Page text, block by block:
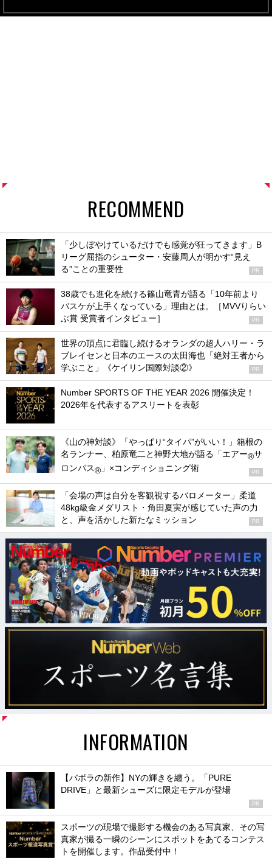
RECOMMEND
「少しぼやけているだけでも感覚が狂ってきます」B
リーグ屈指のシューター・安藤周人が明かす“見え
る”ことの重要性
PR
38歳でも進化を続ける篠山竜青が語る「10年前より
バスケが上手くなっている」理由とは。［MVVりらい
ぶ賞 受賞者インタビュー］
PR
世界の頂点に君臨し続けるオランダの超人ハリー・ラ
ブレイセンと日本のエースの太田海也「絶対王者から
学ぶこと」《ケイリン国際対談②》
PR
Number SPORTS OF THE YEAR 2026 開催決定！
2026年を代表するアスリートを表彰
《山の神対談》「やっぱり“タイパ”がいい！」箱根の
名ランナー、柏原竜二と神野大地が語る「エアー®サ
ロンパス® 」×コンディショニング術 PR
「会場の声は自分を客観視するバロメーター」柔道
48kg級金メダリスト・角田夏実が感じていた声の力
と、声を活かした新たなミッション
PR
INFORMATION
【バボラの新作】NYの輝きを纏う。「PURE
DRIVE」と最新シューズに限定モデルが登場
PR
スポーツの現場で撮影する機会のある写真家、その写
真家が撮る一瞬のシーンにスポットをあてるコンテス
トを開催します。作品受付中！